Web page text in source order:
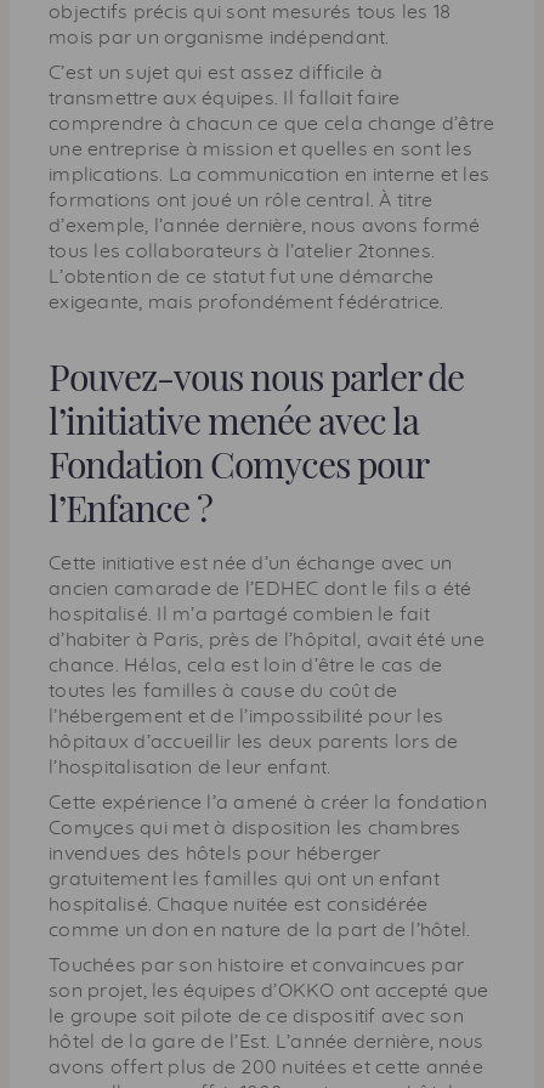
objectifs précis qui sont mesurés tous les 18
mois par un organisme indépendant.
C’est un sujet qui est assez difficile à
transmettre aux équipes. Il fallait faire
comprendre à chacun ce que cela change d’être
une entreprise à mission et quelles en sont les
implications. La communication en interne et les
formations ont joué un rôle central. À titre
d’exemple, l’année dernière, nous avons formé
tous les collaborateurs à l’atelier 2tonnes.
L’obtention de ce statut fut une démarche
exigeante, mais profondément fédératrice.
Pouvez-vous nous parler de
l’initiative menée avec la
Fondation Comyces pour
l’Enfance ?
Cette initiative est née d’un échange avec un
ancien camarade de l’EDHEC dont le fils a été
hospitalisé. Il m’a partagé combien le fait
d’habiter à Paris, près de l’hôpital, avait été une
chance. Hélas, cela est loin d’être le cas de
toutes les familles à cause du coût de
l’hébergement et de l’impossibilité pour les
hôpitaux d’accueillir les deux parents lors de
l’hospitalisation de leur enfant.
Cette expérience l’a amené à créer la fondation
Comyces qui met à disposition les chambres
invendues des hôtels pour héberger
gratuitement les familles qui ont un enfant
hospitalisé. Chaque nuitée est considérée
comme un don en nature de la part de l’hôtel.
Touchées par son histoire et convaincues par
son projet, les équipes d’OKKO ont accepté que
le groupe soit pilote de ce dispositif avec son
hôtel de la gare de l’Est. L’année dernière, nous
avons offert plus de 200 nuitées et cette année